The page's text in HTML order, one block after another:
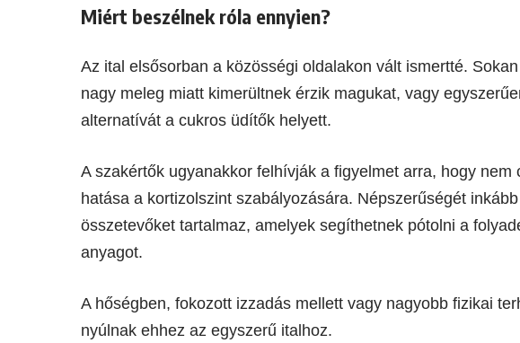
Miért beszélnek róla ennyien?
Az ital elsősorban a közösségi oldalakon vált ismertté.
nagy meleg miatt kimerültnek érzik magukat, vagy
alternatívát a cukros üdítők helyett.
A szakértők ugyanakkor felhívják a figyelmet arra, hogy
hatása a kortizolszint szabályozására. Népszerűségét
összetevőket tartalmaz, amelyek segíthetnek pótolni a
anyagot.
A hőségben, fokozott izzadás mellett vagy nagyobb fizikai
nyúlnak ehhez az egyszerű italhoz.